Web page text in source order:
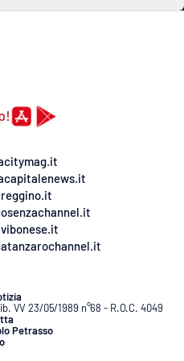
VV 23/05/1989 n°68 - R.O.C. 4049
Petrasso